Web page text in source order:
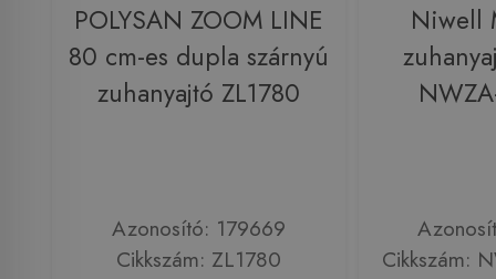
POLYSAN ZOOM LINE
80 cm-es dupla szárnyú
zuhanyajtó ZL1780
Azonosító: 179669
Cikkszám: ZL1780
Niwell
Cikkszám: